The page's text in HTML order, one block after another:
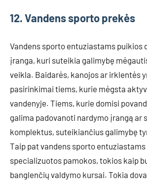
12. Vandens sporto prekės
Vandens sporto entuziastams puikios
įranga, kuri suteikia galimybę
veikla. Baidarės, kanojos ar irklentės
pasirinkimai tiems, kurie mėgsta
vandenyje. Tiems, kurie domisi
galima padovanoti nardymo įrangą ar
komplektus, suteikiančius galimybę
Taip pat vandens sporto
specializuotos pamokos, tokios kaip
banglenčių valdymo kursai. Tokia